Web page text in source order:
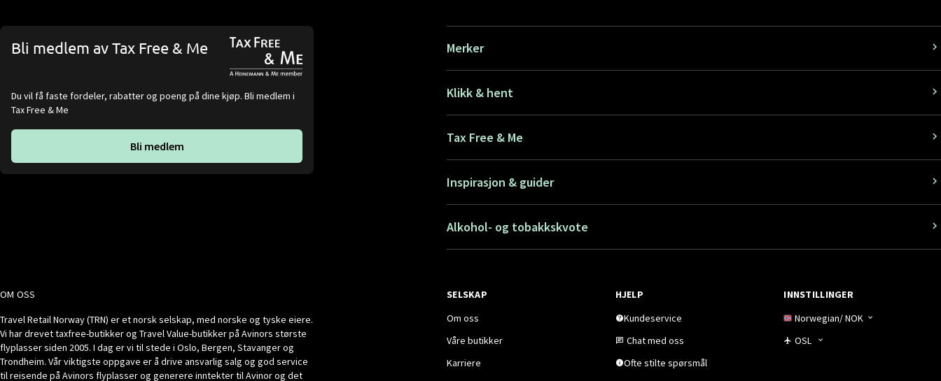
Bli medlem av Tax Free & Me
Du vil få faste fordeler, rabatter og poeng på dine kjøp. Bli medlem i
Tax Free & Me
Bli medlem
Merker
Klikk & hent
Tax Free & Me
Inspirasjon & guider
Alkohol- og tobakkskvote
OM OSS
Travel Retail Norway (TRN) er et norsk selskap, med norske og tyske eiere.
Vi har drevet taxfree-butikker og Travel Value-butikker på Avinors største
flyplasser siden 2005. I dag er vi til stede i Oslo, Bergen, Stavanger og
Trondheim. Vår viktigste oppgave er å drive ansvarlig salg og god service
til reisende på Avinors flyplasser og generere inntekter til Avinor og det
SELSKAP
Om oss
Våre butikker
Karriere
HJELP
Kundeservice
Chat med oss
Ofte stilte spørsmål
INNSTILLINGER
Norwegian/NOK
OSL